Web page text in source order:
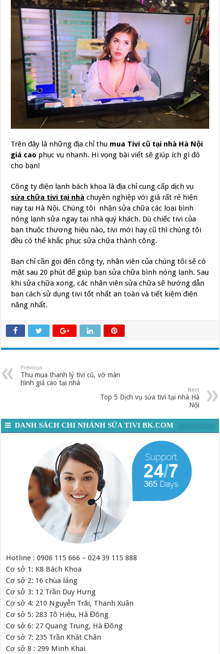
Trên đây là những địa chỉ thu mua Tivi cũ tại nhà Hà Nội
giá cao phục vụ nhanh. Hi vọng bài viết sẽ giúp ích gì đó
cho bạn!
Công ty điện lạnh bách khoa là địa chỉ cung cấp dịch vụ
sửa chữa tivi tại nhà chuyên nghiệp với giá rất rẻ hiện
nay tại Hà Nội. Chúng tôi nhận sửa chữa các loại bình
nóng lạnh sửa ngay tại nhà quý khách. Dù chiếc tivi của
bạn thuộc thương hiệu nào, tivi mới hay cũ thì chúng tôi
đều có thể khắc phục sửa chữa thành công.
Bạn chỉ cần gọi đến công ty, nhân viên của chúng tôi sẽ có
mặt sau 20 phút để giúp bạn sửa chữa bình nóng lạnh. Sau
khi sửa chữa xong, các nhân viên sửa chữa sẽ hướng dẫn
bạn cách sử dụng tivi tốt nhất an toàn và tiết kiệm điện
năng nhất.
Previous
Thu mua thanh lý tivi cũ, vỡ màn
hình giá cao tại nhà
Next
Top 5 Dịch vụ sửa tivi tại nhà Hà
Nội
DANH SÁCH CHI NHÁNH SỬA TIVI BK.COM
Hotline : 0906 115 666 – 024 39 115 888
Cơ sở 1: K8 Bách Khoa
Cơ sở 2: 16 chùa láng
Cơ sở 3: 12 Trần Duy Hưng
Cơ sở 4: 210 Nguyễn Trãi, Thanh Xuân
Cơ sở 5: 283 Tô Hiệu, Hà Đông
Cơ sở 6: 27 Quang Trung, Hà Đông
Cơ sở 7: 235 Trần Khát Chân
Cơ sở 8 : 299 Minh Khai